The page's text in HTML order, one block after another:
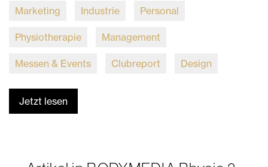
Marketing Industrie Personal
Physiotherapie Management
Messen & Events Clubreport Design
Jetzt lesen